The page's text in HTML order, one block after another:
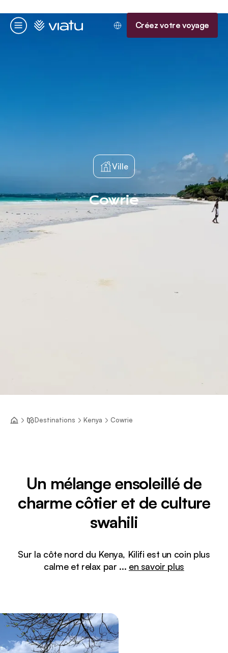
Menu
Accueil Créez votre voyage
Ville
Cowrie
Destinations Kenya Cowrie
Un mélange ensoleillé de
charme côtier et de culture
swahili
Sur la côte nord du Kenya, Kilifi est un coin plus
calme et relax par ... en savoir plus